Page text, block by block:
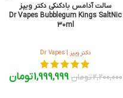
سالت آدامس بادکنکی دکتر ویپز
Dr Vapes Bubblegum Kings SaltNic
30ml
دکتر ویپز | Dr Vapes
2,200,000تومان 1,999,999تومان